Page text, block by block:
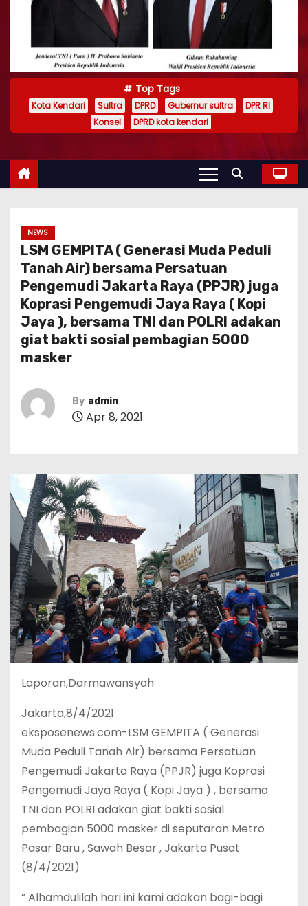
Top Tags
Kota Kendari Sultra DPRD Gubernur sultra
DPR RI
Konsel
DPRD kota kendari
NEWS
LSM GEMPITA ( Generasi Muda Peduli
Tanah Air) bersama Persatuan
Pengemudi Jakarta Raya (PPJR) juga
Koprasi Pengemudi Jaya Raya ( Kopi
Jaya ), bersama TNI dan POLRI adakan
giat bakti sosial pembagian 5000
masker
By admin
Apr 8, 2021
Laporan,Darmawansyah
Jakarta,8/4/2021
eksposenews.com-LSM GEMPITA ( Generasi
Muda Peduli Tanah Air) bersama Persatuan
Pengemudi Jakarta Raya (PPJR) juga Koprasi
Pengemudi Jaya Raya ( Kopi Jaya ) , bersama
TNI dan POLRI adakan giat bakti sosial
pembagian 5000 masker di seputaran Metro
Pasar Baru , Sawah Besar , Jakarta Pusat
(8/4/2021)
” Alhamdulilah hari ini kami adakan bagi-bagi